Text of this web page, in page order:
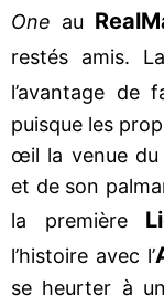
One au Real
restés amis.
l’avantage de
puisque les
œil la venue du
et de son
la première
l’histoire avec l’
se heurter à